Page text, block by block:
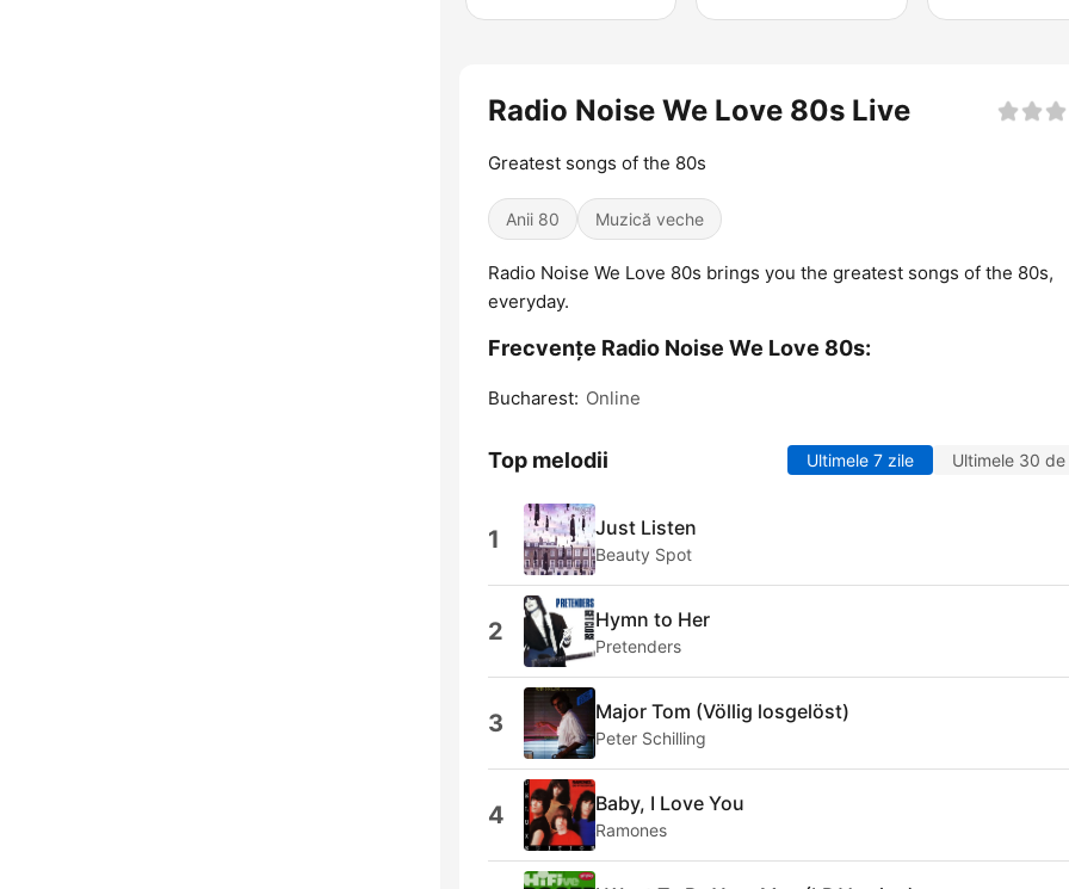
Radio Noise We Love 80s Live
Greatest songs of the 80s
Anii 80 Muzică veche
Radio Noise We Love 80s brings you the greatest songs of the 80s,
everyday.
Frecvențe Radio Noise We Love 80s:
Bucharest: Online
Top melodii Ultimele 7 zile Ultimele 30 de
1 Just Listen
Beauty Spot
2 Hymn to Her
Pretenders
3 Major Tom (Völlig losgelöst)
Peter Schilling
4 Baby, I Love You
Ramones